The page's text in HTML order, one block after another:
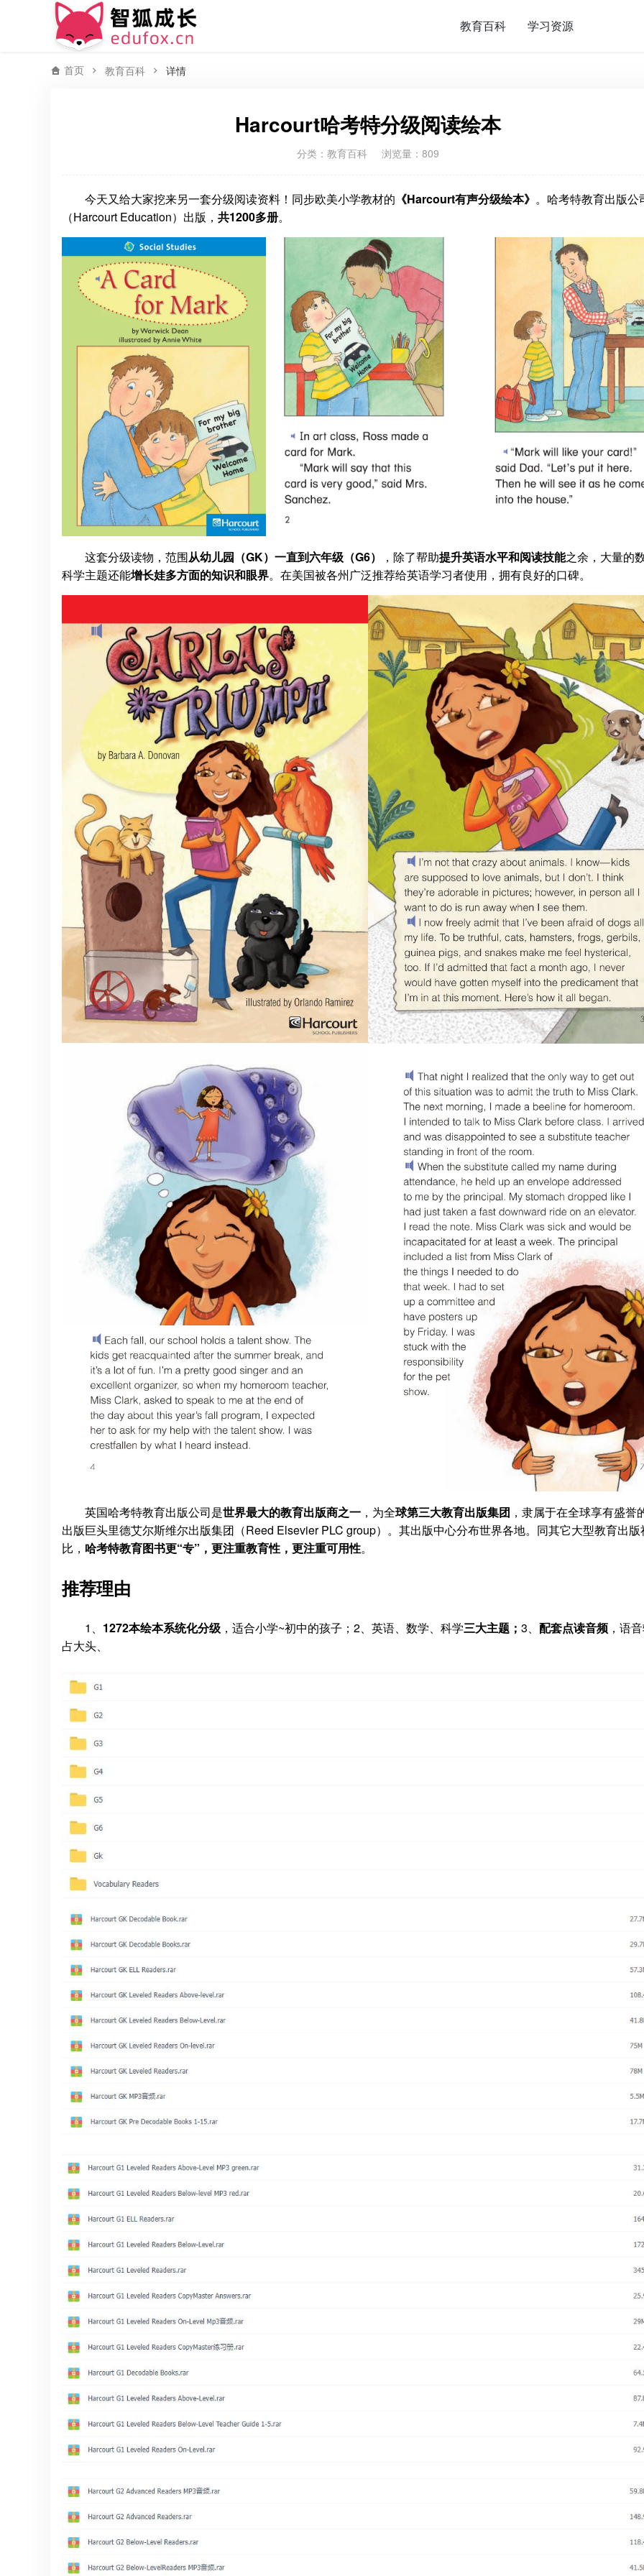
教育百科 学习资源
首页 教育百科 详情
Harcourt哈考特分级阅读绘本
分类： 教育百科 浏览量：809
今天又给大家挖来另一套分级阅读资料！同步欧美小学教材的 《Harcourt有声分级绘本》 。哈考特教育出版公
（Harcourt Education）出版， 共1200多册。
这套分级读物，范围从幼儿园（GK）一直到六年级（G6） ，除了帮助提升英语水平和阅读技能之余，大量的
科学主题还能增长娃多方面的知识和眼界。在美国被各州广泛推荐给英语学习者使用，拥有良好的口碑。
英国哈考特教育出版公司是世界最大的教育出版商之一 ，为全球第三大教育出版集团 ，隶属于在全球享有盛誉
出版巨头里德艾尔斯维尔出版集团（Reed Elsevier PLC group）。其出版中心分布世界各地。同其它大型教育出版
比， 哈考特教育图书更“专”，更注重教育性，更注重可用性。
推荐理由
1、 1272本绘本系统化分级 ，适合小学~初中的孩子；2、英语、数学、科学三大主题； 3、 配套点读音频 ，语
占大头、